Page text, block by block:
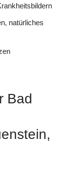
natürliches
Bad